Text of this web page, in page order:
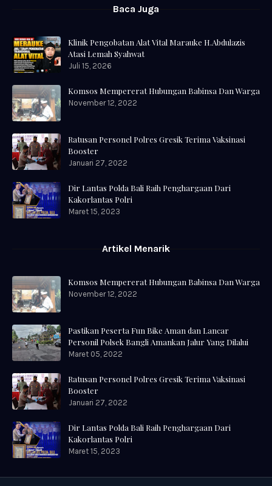
Baca Juga
Klinik Pengobatan Alat Vital Marauke H.Abdulazis
Atasi Lemah Syahwat
Juli 15, 2026
Komsos Mempererat Hubungan Babinsa Dan Warga
November 12, 2022
Ratusan Personel Polres Gresik Terima Vaksinasi
Booster
Januari 27, 2022
Dir Lantas Polda Bali Raih Penghargaan Dari
Kakorlantas Polri
Maret 15, 2023
Artikel Menarik
Komsos Mempererat Hubungan Babinsa Dan Warga
November 12, 2022
Pastikan Peserta Fun Bike Aman dan Lancar
Personil Polsek Bangli Amankan Jalur Yang Dilalui
Maret 05, 2022
Ratusan Personel Polres Gresik Terima Vaksinasi
Booster
Januari 27, 2022
Dir Lantas Polda Bali Raih Penghargaan Dari
Kakorlantas Polri
Maret 15, 2023